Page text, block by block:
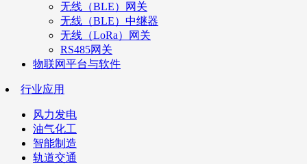
无线（BLE）网关
无线（BLE）中继器
无线（LoRa）网关
RS485网关
物联网平台与软件
行业应用
风力发电
油气化工
智能制造
轨道交通